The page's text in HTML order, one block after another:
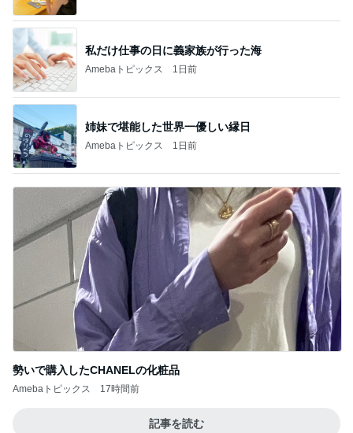
私だけ仕事の日に義家族が行った海
Amebaトピックス 1日前
姉妹で堪能した世界一優しい縁日
Amebaトピックス 1日前
勢いで購入したCHANELの化粧品
Amebaトピックス 17時間前
記事を読む